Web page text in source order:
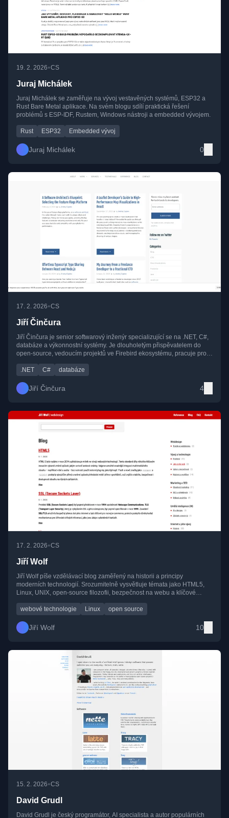
19. 2. 2026•CS
Juraj Michálek
Juraj Michálek se zaměřuje na vývoj vestavěných systémů, ESP32 a
Rust Bare Metal aplikace. Na svém blogu sdílí praktická řešení
problémů s ESP-IDF, Rustem, Windows nástroji a embedded vývojem.
Rust ESP32 Embedded vývoj
Juraj Michálek 0
17. 2. 2026•CS
Jiří Činčura
Jiří Činčura je senior softwarový inženýr specializující se na .NET, C#,
databáze a výkonnostní systémy. Je dlouholetým přispěvatelem do
open-source, vedoucím projektů ve Firebird ekosystému, pracuje pro
.NET
C# databáze
Jiří Činčura 4
17. 2. 2026•CS
Jiří Wolf
Jiří Wolf píše vzdělávací blog zaměřený na historii a principy
moderních technologií. Srozumitelně vysvětluje témata jako HTML5,
Linux, UNIX, open-source filozofii, bezpečnost na webu a klíčové
webové technologie
Linux open source
Jiří Wolf 10
15. 2. 2026•CS
David Grudl
David Grudl je český programátor, AI specialista a autor populárních